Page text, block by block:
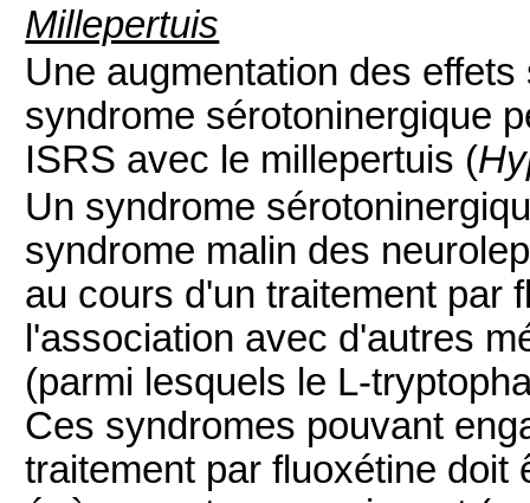
Millepertuis
Une augmentation des
syndrome sérotoninergique
ISRS avec le millepertuis (
Un syndrome
syndrome malin des
au cours d'un traitement par
l'association avec d'autres
(parmi lesquels le L-
Ces syndromes pouvant
traitement par fluoxétine doit